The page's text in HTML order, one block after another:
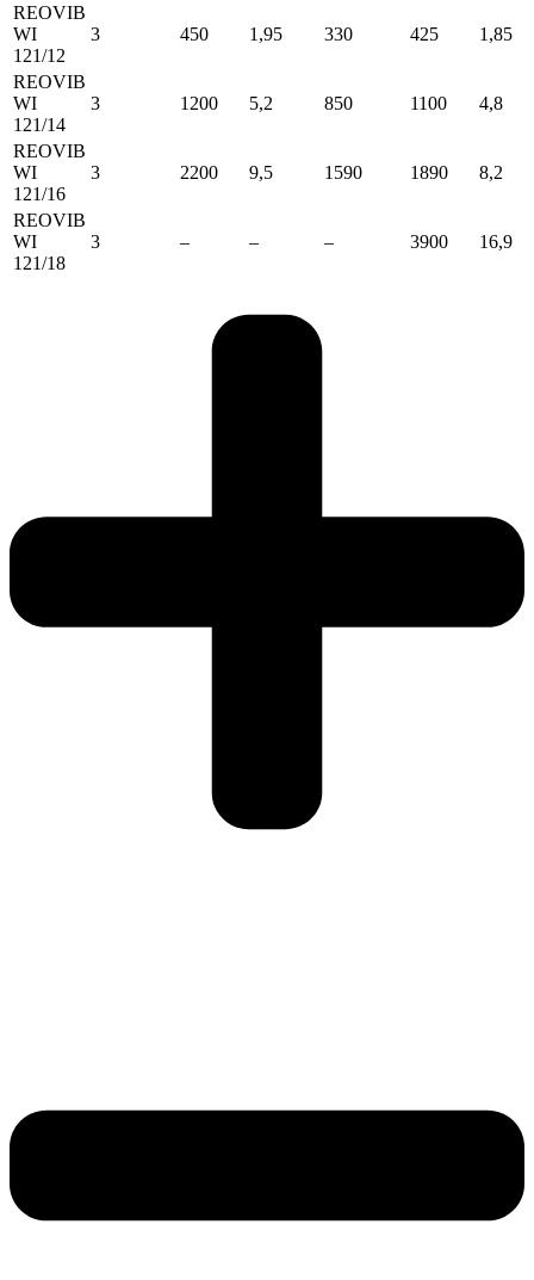
REOVIB
WI
121/12
3 450 1,95 330 425 1,85
REOVIB
WI
121/14
3 1200 5,2 850 1100 4,8
REOVIB
WI
121/16
3 2200 9,5 1590 1890 8,2
REOVIB
WI
121/18
3 – – – 3900 16,9